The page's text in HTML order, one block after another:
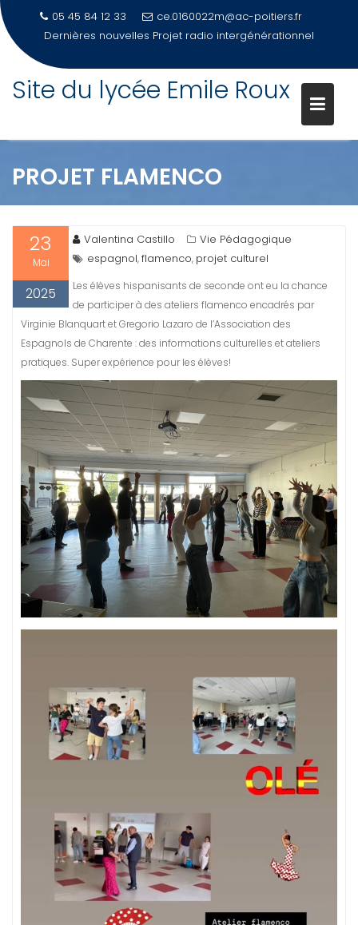
Skip
05 45 84 12 33
ce.0160022m@ac-poitiers.fr
Dernières nouvelles Projet radio intergénérationnel
Site du lycée Emile Roux
PROJET FLAMENCO
23
Mai
2025
Valentina Castillo
Vie Pédagogique
espagnol,flamenco, projet culturel
Les élèves hispanisants de seconde ont eu la chance
de participer à des ateliers flamenco encadrés par
Virginie Blanquart et Gregorio Lazaro de l’Association des
Espagnols de Charente : des informations culturelles et ateliers
pratiques. Super expérience pour les élèves!